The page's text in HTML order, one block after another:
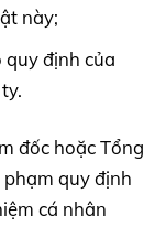
này;
quy định của
đốc hoặc Tổng
quy định
cá nhân